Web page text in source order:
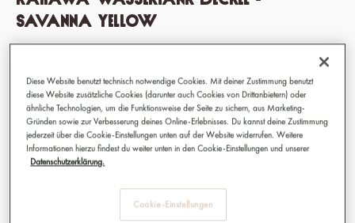
Savanna Yellow
In allen vier Farbvarianten erhältlich - abgestimmt auf Deine
Kapselmaschine.
12,90 €
Sofort verfügbar, Lieferzeit: 1-3 Tage
Diese Website benutzt technisch notwendige Cookies. Mit deiner Zustimmung benutzt
diese Website zusätzliche Cookies (darunter auch Cookies von Drittanbietern) oder
ähnliche Technologien, um die Funktionsweise der Seite zu sichern, aus Marketing-
Gründen sowie zur Verbesserung deines Online-Erlebnisses. Du kannst deine Zustimmung
jederzeit über die Cookie-Einstellungen unten auf der Website widerrufen. Weitere
Informationen hierzu findest du weiter unten in den Cookie-Einstellungen und unserer
Datenschutzerklärung.
Cookie-Einstellungen